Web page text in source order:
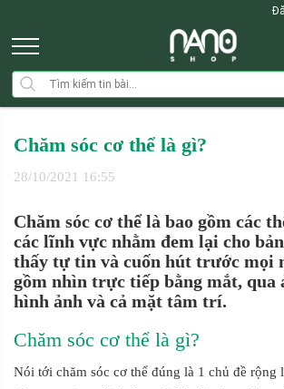
Chăm sóc cơ thể là gì?
28/10/2021 16:55
Chăm sóc cơ thể là bao gồm các
các lĩnh vực nhằm đem lại cho
thấy tự tin và cuốn hút trước mọi
gồm nhìn trực tiếp bằng mắt, qua
hình ảnh và cả mặt tâm trí.
Chăm sóc cơ thể là gì?
Nói tới chăm sóc cơ thể đúng là 1 chủ đề rộng